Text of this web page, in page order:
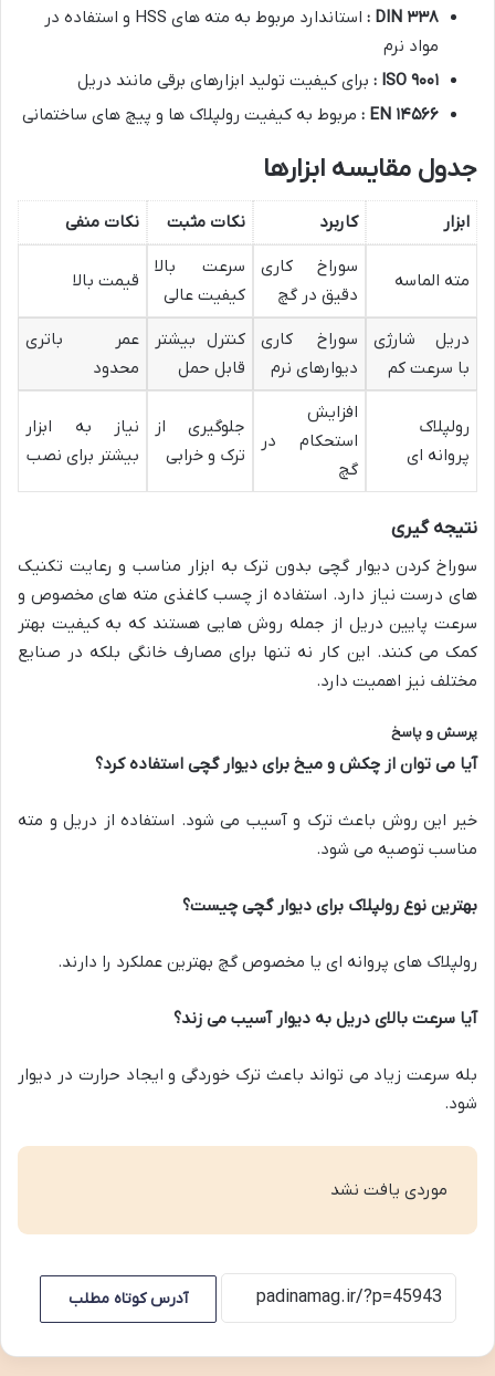
DIN ۳۳۸ :
استاندارد مربوط به مته های HSS و استفاده در
مواد نرم
ISO ۹۰۰۱ : برای کیفیت تولید ابزارهای برقی مانند دریل
EN ۱۴۵۶۶ : مربوط به کیفیت رولپلاک ها و پیچ های ساختمانی
جدول مقایسه ابزارها
ابزار کاربرد نکات مثبت نکات منفی
مته الماسه
سوراخ کاری
دقیق در گچ
سرعت بالا
کیفیت عالی
قیمت بالا
دریل شارژی
با سرعت کم
سوراخ کاری
دیوارهای نرم
کنترل بیشتر
قابل حمل
عمر باتری
محدود
رولپلاک
پروانه ای
افزایش
استحکام در
گچ
جلوگیری از
ترک و خرابی
نیاز به ابزار
بیشتر برای نصب
نتیجه گیری
سوراخ کردن دیوار گچی بدون ترک به ابزار مناسب و رعایت تکنیک
های درست نیاز دارد. استفاده از چسب کاغذی مته های مخصوص و
سرعت پایین دریل از جمله روش هایی هستند که به کیفیت بهتر
کمک می کنند. این کار نه تنها برای مصارف خانگی بلکه در صنایع
مختلف نیز اهمیت دارد.
پرسش و پاسخ
آیا می توان از چکش و میخ برای دیوار گچی استفاده کرد؟
خیر این روش باعث ترک و آسیب می شود. استفاده از دریل و مته
مناسب توصیه می شود.
بهترین نوع رولپلاک برای دیوار گچی چیست؟
رولپلاک های پروانه ای یا مخصوص گچ بهترین عملکرد را دارند.
آیا سرعت بالای دریل به دیوار آسیب می زند؟
بله سرعت زیاد می تواند باعث ترک خوردگی و ایجاد حرارت در دیوار
شود.
موردی یافت نشد
آدرس کوتاه مطلب